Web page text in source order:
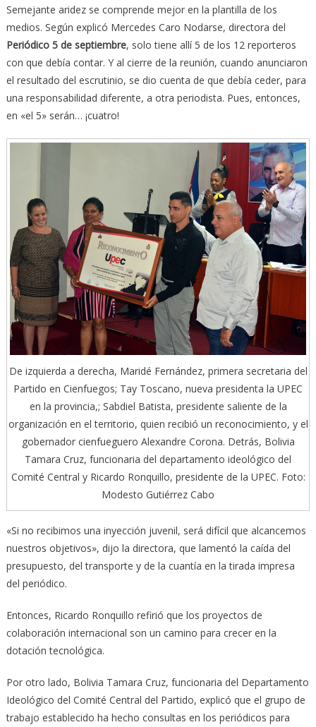
Semejante aridez se comprende mejor en la plantilla de los
medios. Según explicó Mercedes Caro Nodarse, directora del
Periódico 5 de septiembre, solo tiene allí 5 de los 12 reporteros
con que debía contar. Y al cierre de la reunión, cuando anunciaron
el resultado del escrutinio, se dio cuenta de que debía ceder, para
una responsabilidad diferente, a otra periodista. Pues, entonces,
en «el 5» serán… ¡cuatro!
De izquierda a derecha, Maridé Fernández, primera secretaria del
Partido en Cienfuegos; Tay Toscano, nueva presidenta la UPEC
en la provincia,; Sabdiel Batista, presidente saliente de la
organización en el territorio, quien recibió un reconocimiento, y el
gobernador cienfueguero Alexandre Corona. Detrás, Bolivia
Tamara Cruz, funcionaria del departamento ideológico del
Comité Central y Ricardo Ronquillo, presidente de la UPEC. Foto:
Modesto Gutiérrez Cabo
«Si no recibimos una inyección juvenil, será difícil que alcancemos
nuestros objetivos», dijo la directora, que lamentó la caída del
presupuesto, del transporte y de la cuantía en la tirada impresa
del periódico.
Entonces, Ricardo Ronquillo refirió que los proyectos de
colaboración internacional son un camino para crecer en la
dotación tecnológica.
Por otro lado, Bolivia Tamara Cruz, funcionaria del Departamento
Ideológico del Comité Central del Partido, explicó que el grupo de
trabajo establecido ha hecho consultas en los periódicos para